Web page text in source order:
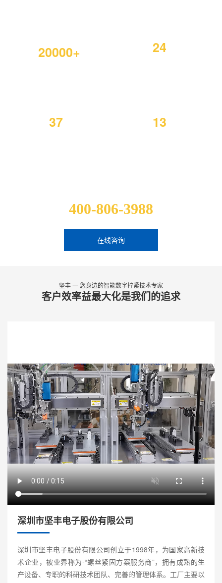
20000+ 24
37 13
400-806-3988
在线咨询
坚丰 一 您身边的智能数字拧紧技术专家
客户效率益最大化是我们的追求
深圳市坚丰电子股份有限公司
深圳市坚丰电子股份有限公司创立于1998年，为国家高新技
术企业，被业界称为-“螺丝紧固方案服务商”，拥有成熟的生
产设备、专职的科研技术团队、完善的管理体系。工厂主要以